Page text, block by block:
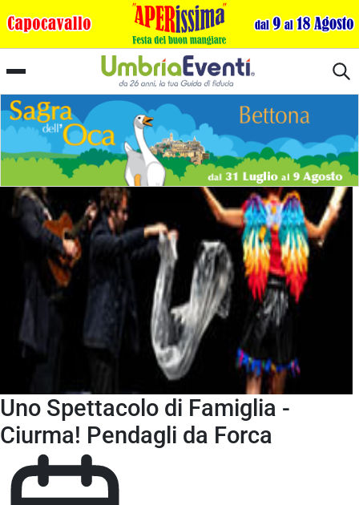
Uno Spettacolo di Famiglia -
Ciurma! Pendagli da Forca